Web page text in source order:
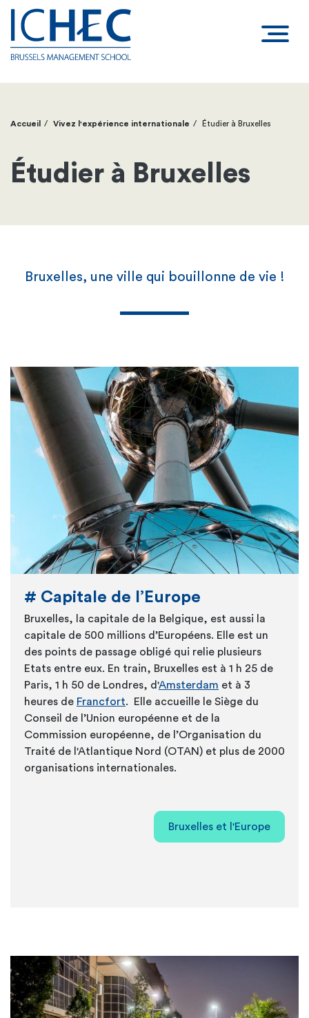
Fil
d'Ariane
Accueil Vivez l'expérience internationale Étudier à Bruxelles
Étudier à Bruxelles
Bruxelles, une ville qui bouillonne de vie !
# Capitale de l’Europe
Bruxelles, la capitale de la Belgique, est aussi la
capitale de 500 millions d’Européens. Elle est un
des points de passage obligé qui relie plusieurs
Etats entre eux. En train, Bruxelles est à 1 h 25 de
Paris, 1 h 50 de Londres, d'Amsterdam et à 3
heures de Francfort. Elle accueille le Siège du
Conseil de l’Union européenne et de la
Commission européenne, de l’Organisation du
Traité de l'Atlantique Nord (OTAN) et plus de 2000
organisations internationales.
Bruxelles et l'Europe